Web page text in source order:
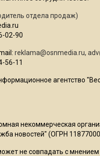
отдела продаж)
02-90
reklama@osnmedia.ru,
56-11
агентство
некоммерческая
новостей" (ОГРН
не совпадать с мнением